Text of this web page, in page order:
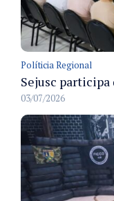
Políticia Regional
03/07/2026